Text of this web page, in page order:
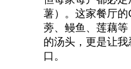
薯）。这家餐厅
蒡、鳗鱼、莲藕
的汤头，更是让
口。